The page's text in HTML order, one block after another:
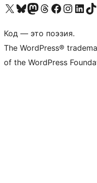
Посетите нас в X (ранее Twitter)
Посетите нашу учётную запись в Bluesky
Посетите нашу ленту в Mastodon
Посетите нашу учётную запись в Threads
Посетите нашу страницу на
ПосетитеПосетите нашу
Посетите
Код — это поэзия.
The WordPress®
of the WordPress